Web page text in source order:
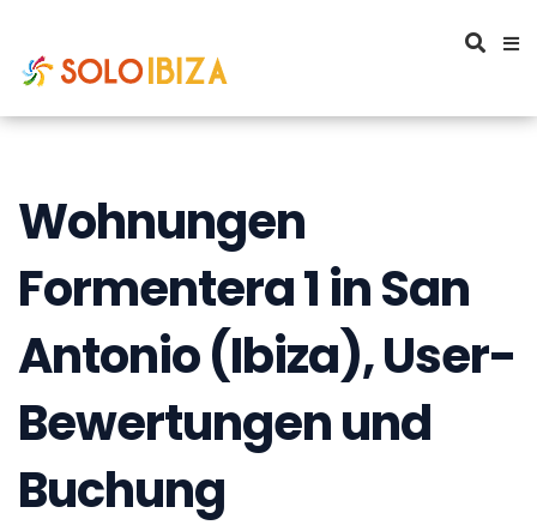
Wohnungen
Formentera 1 in San
Antonio (Ibiza), User-
Bewertungen und
Buchung